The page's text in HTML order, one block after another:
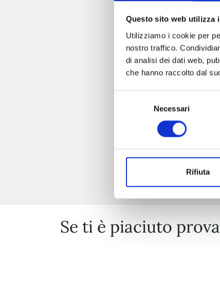
Questo sito web utilizza
Utilizziamo i cookie per
nostro traffico.
di analisi dei dati web,
che hanno raccolto dal
Necessari
Rifiuta
Se ti è piaciuto